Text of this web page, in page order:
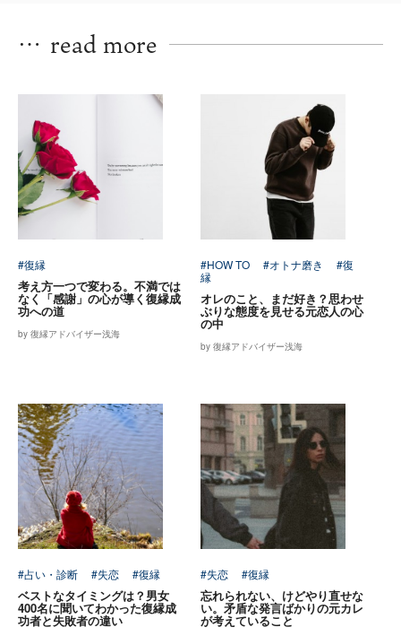
… read more
#復縁
考え方一つで変わる。不満では
なく「感謝」の心が導く復縁成
功への道
by 復縁アドバイザー浅海
#HOW TO #オトナ磨き
#復
縁
オレのこと、まだ好き？思わせ
ぶりな態度を見せる元恋人の心
の中
by 復縁アドバイザー浅海
#占い・診断 #失恋 #復縁
ベストなタイミングは？男女
400名に聞いてわかった復縁成
功者と失敗者の違い
#失恋 #復縁
忘れられない、けどやり直せな
い。矛盾な発言ばかりの元カレ
が考えていること